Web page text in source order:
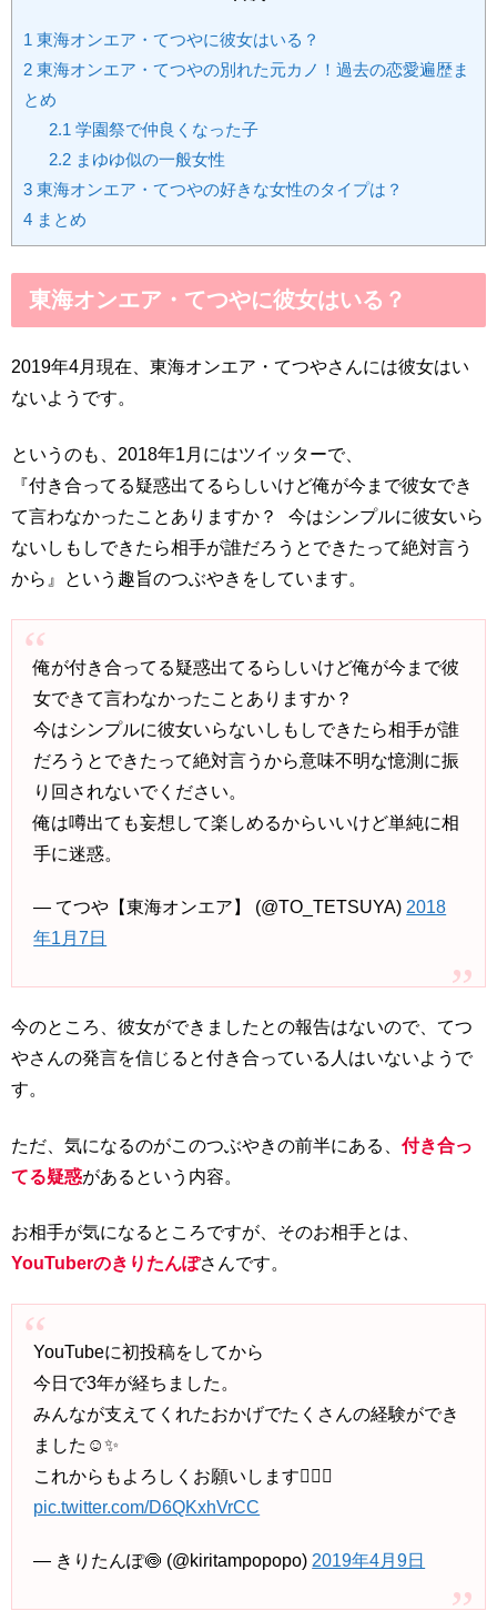
1 東海オンエア・てつやに彼女はいる？
2 東海オンエア・てつやの別れた元カノ！過去の恋愛遍歴ま
とめ
2.1 学園祭で仲良くなった子
2.2まゆゆ似の一般女性
3 東海オンエア・てつやの好きな女性のタイプは？
4 まとめ
東海オンエア・てつやに彼女はいる？
2019年4月現在、東海オンエア・てつやさんには彼女はい
ないようです。
というのも、2018年1月にはツイッターで、
『付き合ってる疑惑出てるらしいけど俺が今まで彼女でき
て言わなかったことありますか？ 今はシンプルに彼女いら
ないしもしできたら相手が誰だろうとできたって絶対言う
から』という趣旨のつぶやきをしています。
俺が付き合ってる疑惑出てるらしいけど俺が今まで彼
女できて言わなかったことありますか？
今はシンプルに彼女いらないしもしできたら相手が誰
だろうとできたって絶対言うから意味不明な憶測に振
り回されないでください。
俺は噂出ても妄想して楽しめるからいいけど単純に相
手に迷惑。
— てつや【東海オンエア】 (@TO_TETSUYA) 2018
年1月7日
今のところ、彼女ができましたとの報告はないので、てつ
やさんの発言を信じると付き合っている人はいないようで
す。
ただ、気になるのがこのつぶやきの前半にある、 付き合っ
てる疑惑があるという内容。
お相手が気になるところですが、そのお相手とは、
YouTuberのきりたんぽさんです。
YouTubeに初投稿をしてから
今日で3年が経ちました。
みんなが支えてくれたおかげでたくさんの経験ができ
ました☺️✨
これからもよろしくお願いします🙇🏻‍♀️
pic.twitter.com/D6QKxhVrCC
— きりたんぽ🍥 (@kiritampopopo) 2019年4月9日